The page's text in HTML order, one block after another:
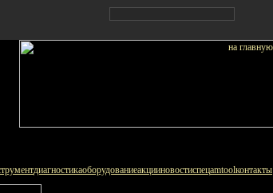
диагностикаоборудованиеакцииновостиспецamtoolконтакты